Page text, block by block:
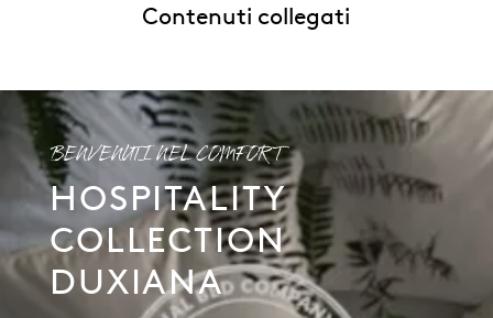
Contenuti collegati
BENVENUTI NEL COMFORT
HOSPITALITY
COLLECTION
DUXIANA